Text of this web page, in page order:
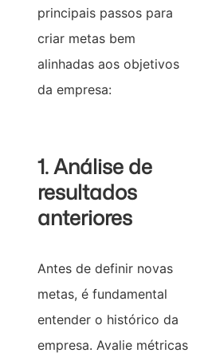
principais passos para
criar metas bem
alinhadas aos objetivos
da empresa:
1. Análise de
resultados
anteriores
Antes de definir novas
metas, é fundamental
entender o histórico da
empresa. Avalie métricas